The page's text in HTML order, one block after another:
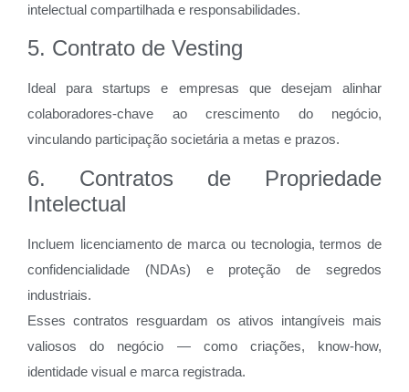
intelectual compartilhada e responsabilidades.
5. Contrato de Vesting
Ideal para startups e empresas que desejam alinhar
colaboradores-chave ao crescimento do negócio,
vinculando participação societária a metas e prazos.
6. Contratos de Propriedade
Intelectual
Incluem licenciamento de marca ou tecnologia, termos de
confidencialidade (NDAs) e proteção de segredos
industriais.
Esses contratos resguardam os ativos intangíveis mais
valiosos do negócio — como criações, know-how,
identidade visual e marca registrada.